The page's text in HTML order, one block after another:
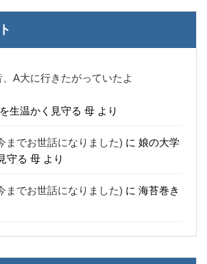
A大に行きたがっていたよ
生温かく見守る 母 より
でお世話になりました) に 娘の大学
守る 母 より
でお世話になりました) に 海苔巻き